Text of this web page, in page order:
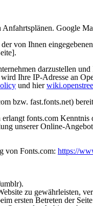
Google
von Ihnen
darzustellen
Ihre IP-Adresse an
und hier
bzw. fast.fonts.net)
fonts.com Kenntnis
unserer Online-
von Fonts.com: https://
zu gewährleisten,
ersten Betreten der